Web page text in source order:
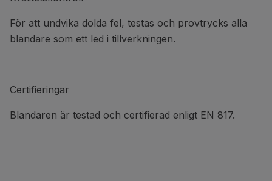
För att undvika dolda fel, testas och provtrycks alla
blandare som ett led i tillverkningen.
Certifieringar
Blandaren är testad och certifierad enligt EN 817.